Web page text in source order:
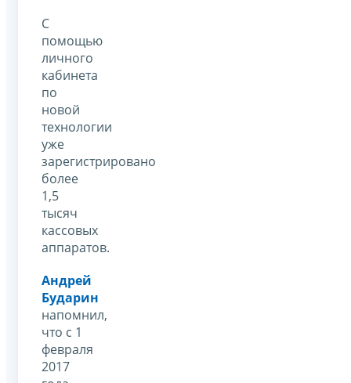
С
помощью
личного
кабинета
по
новой
технологии
уже
зарегистрировано
более
1,5
тысяч
кассовых
аппаратов.
Андрей
Бударин
напомнил,
что с 1
февраля
2017